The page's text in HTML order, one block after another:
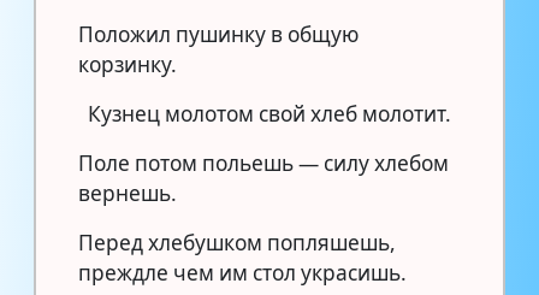
Положил пушинку в общую
корзинку.
Кузнец молотом свой хлеб молотит.
Поле потом польешь — силу хлебом
вернешь.
Перед хлебушком попляшешь,
преждле чем им стол украсишь.